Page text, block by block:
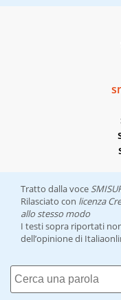
Tratto dalla voce
Rilasciato con licenza
allo stesso modo
I testi sopra riportati
dell’opinione di